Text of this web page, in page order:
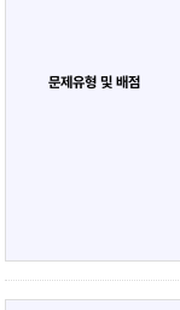
문제유형 및 배점